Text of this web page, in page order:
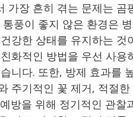
가장 흔히 겪는 문제는
풍이 좋지 않은 환경은
강한 상태를 유지하는
화적인 방법을 우선 사용
니다. 또한, 방제 효과를
주기적인 꽃 제거, 적절
방을 위해 정기적인 관